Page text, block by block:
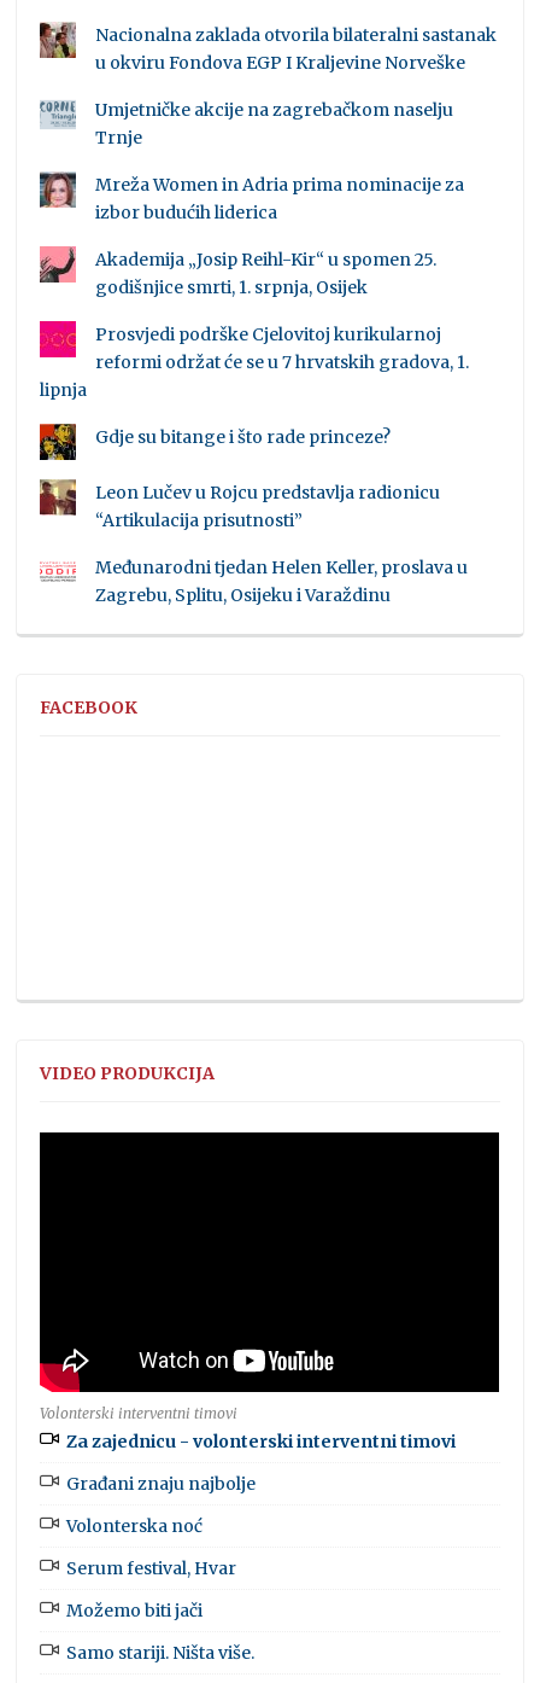
Nacionalna zaklada otvorila bilateralni sastanak
u okviru Fondova EGP I Kraljevine Norveške
Umjetničke akcije na zagrebačkom naselju
Trnje
Mreža Women in Adria prima nominacije za
izbor budućih liderica
Akademija „Josip Reihl-Kir“ u spomen 25.
godišnjice smrti, 1. srpnja, Osijek
Prosvjedi podrške Cjelovitoj kurikularnoj
reformi održat će se u 7 hrvatskih gradova, 1.
lipnja
Gdje su bitange i što rade princeze?
Leon Lučev u Rojcu predstavlja radionicu
“Artikulacija prisutnosti”
Međunarodni tjedan Helen Keller, proslava u
Zagrebu, Splitu, Osijeku i Varaždinu
FACEBOOK
VIDEO PRODUKCIJA
Volonterski interventni timovi
Za zajednicu - volonterski interventni timovi
Građani znaju najbolje
Volonterska noć
Serum festival, Hvar
Možemo biti jači
Samo stariji. Ništa više.